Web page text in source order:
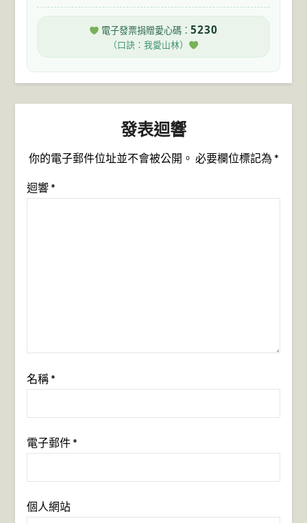
電子發票捐贈愛心碼： 5230
（口訣：我愛山林）
發表迴響
你的電子郵件位址並不會被公開。 必要欄位標記為 *
迴響*
名稱*
電子郵件*
個人網站